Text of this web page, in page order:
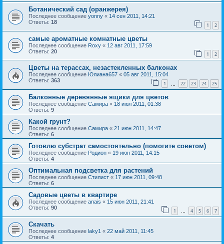
Ботанический сад (оранжерея)
Последнее сообщение yonny « 14 сен 2011, 14:21
Ответы: 18 1 2
самые ароматные комнатные цветы
Последнее сообщение Roxy « 12 авг 2011, 17:59
Ответы: 20 1 2
Цветы на терассах, незастекленных балконах
Последнее сообщение Юлиана657 « 05 авг 2011, 15:04
Ответы: 363 1 22 23 24 25
Балконные деревянные ящики для цветов
Последнее сообщение Самира « 18 июл 2011, 01:38
Ответы: 9
Какой грунт?
Последнее сообщение Самира « 21 июн 2011, 14:47
Ответы: 6
Готовлю субстрат самостоятельно (помогите советом)
Последнее сообщение Родион « 19 июн 2011, 14:15
Ответы: 4
Оптимальная подсветка для растений
Последнее сообщение Стилист « 17 июн 2011, 09:48
Ответы: 6
Садовые цветы в квартире
Последнее сообщение anais « 15 июн 2011, 21:41
Ответы: 90 1 … 4 5 6 7
Скачать
Последнее сообщение laky1 « 22 май 2011, 11:45
Ответы: 4